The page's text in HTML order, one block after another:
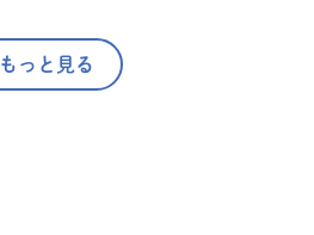
もっと見る